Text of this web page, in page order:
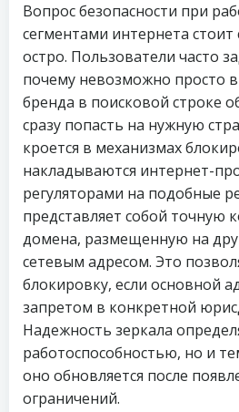
Вопрос безопасности при
сегментами интернета стоит
остро. Пользователи часто
почему невозможно просто
бренда в поисковой строке
сразу попасть на нужную
кроется в механизмах
накладываются интернет-
регуляторами на подобные
представляет собой точную
домена, размещенную на
сетевым адресом. Это
блокировку, если основной
запретом в конкретной
Надежность зеркала
работоспособностью, но и
оно обновляется после
ограничений.